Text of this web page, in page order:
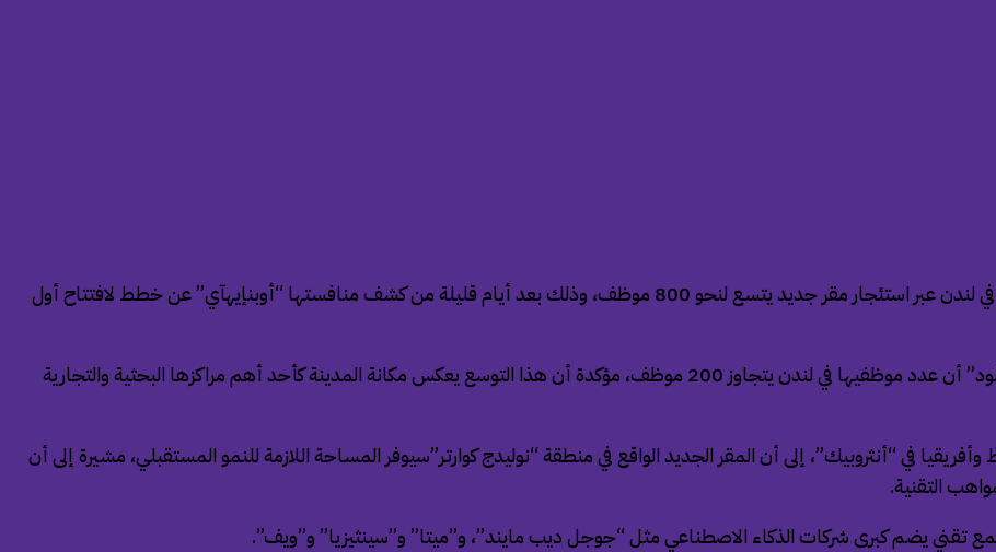
أعلنت شركة “أنثروبيك” اليوم الخميس عن خطة لتعزيز وجودها في لندن عبر استئجار مقر جديد يتسع لنحو 800 موظف، وذلك بعد أيام قليلة من كشف منافستها “أوبنإيهآي” عن خطط لافتتاح أول
وأوضحت مطورة روبوت الدردشةالمدعوم بالذكاء الاصطناعي “كلود” أن عدد موظفيها في لندن يتجاوز 200 موظف، مؤكدة أن هذا التوسع يعكس مكانة المدينة كأحد أهم مراكزها البحثية والتجارية
في “أنثروبيك”، إلى أن المقر الجديد الواقع في منطقة “نوليدج كوارتر”سيوفر المساحة اللازمة للنمو المستقبلي، مشيرة إلى أن
التقنية.
تقني يضم كبرى شركات الذكاء الاصطناعي مثل “جوجل ديب مايند”، و”ميتا” و”سينثيزيا” و”ويف”.